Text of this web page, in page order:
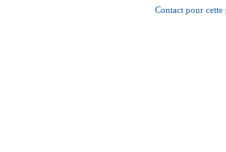
Contact pour cette